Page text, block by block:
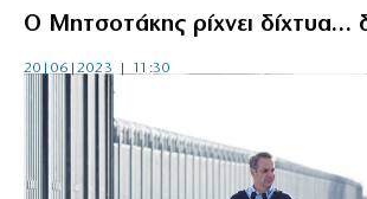
Ο Μητσοτάκης ρίχνει δίχτυα…
20|06|2023 | 11:30